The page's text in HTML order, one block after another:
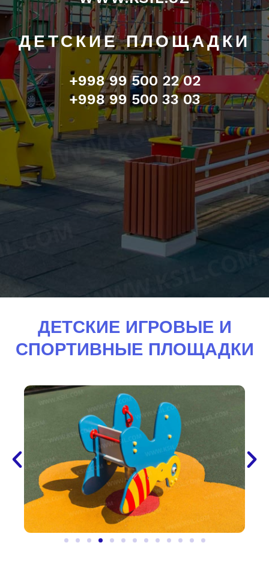
ДЕТСКИЕ ПЛОЩАДКИ
+998 99 500 22 02
+998 99 500 33 03
ДЕТСКИЕ ИГРОВЫЕ И
СПОРТИВНЫЕ ПЛОЩАДКИ